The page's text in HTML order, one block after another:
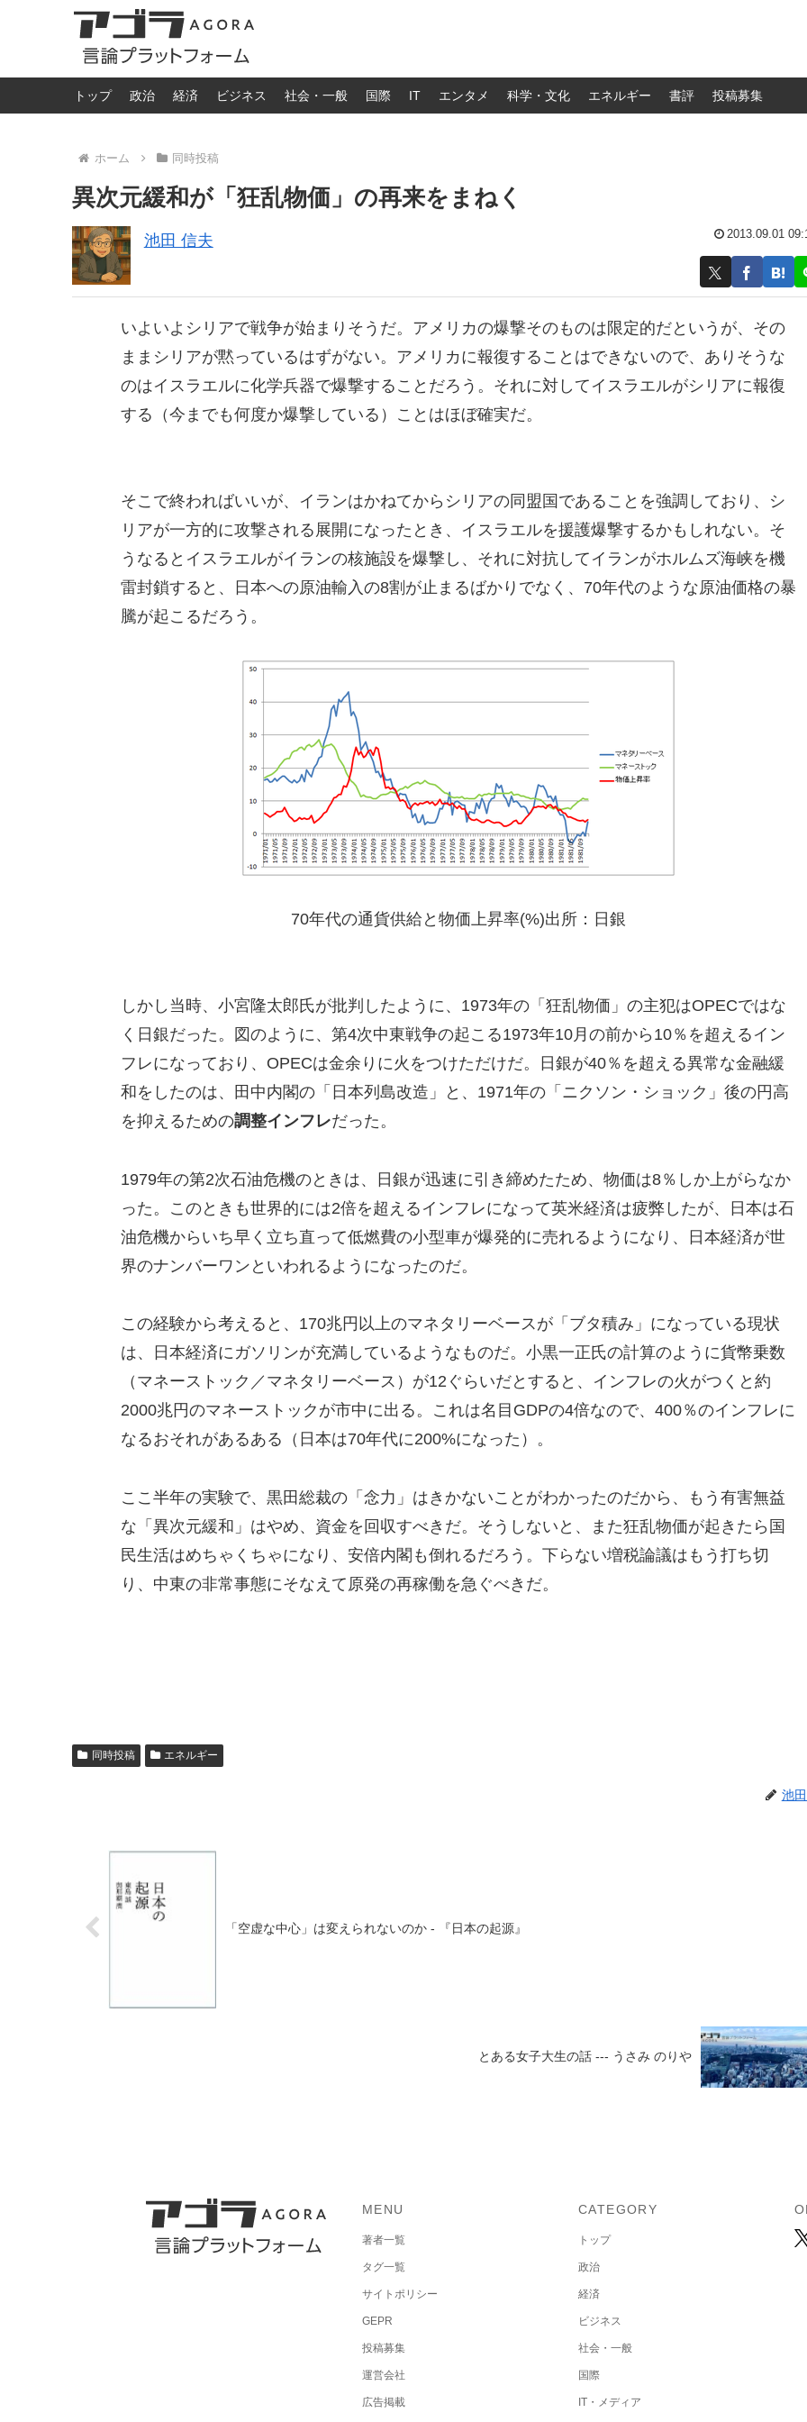
トップ 政治 経済 ビジネス 社会・一般 国際 IT エンタメ 科学・文化 エネルギー 書評 投稿募集
ホーム 同時投稿
異次元緩和が「狂乱物価」の再来をまねく
池田 信夫 2013.09.01
いよいよシリアで戦争が始まりそうだ。アメリカの爆撃そのものは限定的だというが、その
ままシリアが黙っているはずがない。アメリカに報復することはできないので、ありそうな
のはイスラエルに化学兵器で爆撃することだろう。それに対してイスラエルがシリアに報復
する（今までも何度か爆撃している）ことはほぼ確実だ。
そこで終わればいいが、イランはかねてからシリアの同盟国であることを強調しており、シ
リアが一方的に攻撃される展開になったとき、イスラエルを援護爆撃するかもしれない。そ
うなるとイスラエルがイランの核施設を爆撃し、それに対抗してイランがホルムズ海峡を機
雷封鎖すると、日本への原油輸入の8割が止まるばかりでなく、70年代のような原油価格の暴
騰が起こるだろう。
70年代の通貨供給と物価上昇率(%)出所：日銀
しかし当時、小宮隆太郎氏が批判したように、1973年の「狂乱物価」の主犯はOPECではな
く日銀だった。図のように、第4次中東戦争の起こる1973年10月の前から10％を超えるイン
フレになっており、OPECは金余りに火をつけただけだ。日銀が40％を超える異常な金融緩
和をしたのは、田中内閣の「日本列島改造」と、1971年の「ニクソン・ショック」後の円高
を抑えるための調整インフレだった。
1979年の第2次石油危機のときは、日銀が迅速に引き締めたため、物価は8％しか上がらなか
った。このときも世界的には2倍を超えるインフレになって英米経済は疲弊したが、日本は石
油危機からいち早く立ち直って低燃費の小型車が爆発的に売れるようになり、日本経済が世
界のナンバーワンといわれるようになったのだ。
この経験から考えると、170兆円以上のマネタリーベースが「ブタ積み」になっている現状
は、日本経済にガソリンが充満しているようなものだ。小黒一正氏の計算のように貨幣乗数
（マネーストック／マネタリーベース）が12ぐらいだとすると、インフレの火がつくと約
2000兆円のマネーストックが市中に出る。これは名目GDPの4倍なので、400％のインフレに
なるおそれがあるある（日本は70年代に200%になった）。
ここ半年の実験で、黒田総裁の「念力」はきかないことがわかったのだから、もう有害無益
な「異次元緩和」はやめ、資金を回収すべきだ。そうしないと、また狂乱物価が起きたら国
民生活はめちゃくちゃになり、安倍内閣も倒れるだろう。下らない増税論議はもう打ち切
り、中東の非常事態にそなえて原発の再稼働を急ぐべきだ。
同時投稿 エネルギー
池
「空虚な中心」は変えられないのか - 『日本の起源』
とある女子大生の話 --- うさみ のりや
MENU
著者一覧
タグ一覧
サイトポリシー
GEPR
投稿募集
運営会社
広告掲載
CATEGORY
トップ
政治
経済
ビジネス
社会・一般
国際
IT・メディア